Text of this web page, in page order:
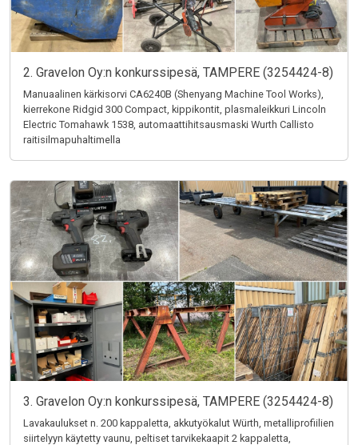
2. Gravelon Oy:n konkurssipesä, TAMPERE (3254424-8)
Manuaalinen kärkisorvi CA6240B (Shenyang Machine Tool Works),
kierrekone Ridgid 300 Compact, kippikontit, plasmaleikkuri Lincoln
Electric Tomahawk 1538, automaattihitsausmaski Wurth Callisto
raitisilmapuhaltimella
3. Gravelon Oy:n konkurssipesä, TAMPERE (3254424-8)
Lavakaulukset n. 200 kappaletta, akkutyökalut Würth, metalliprofiilien
siirtelyyn käytetty vaunu, peltiset tarvikekaapit 2 kappaletta,